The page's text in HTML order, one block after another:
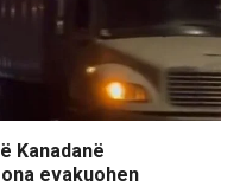
Kanadanë
evakuohen